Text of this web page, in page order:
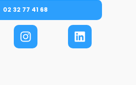
02 32 77 41 68